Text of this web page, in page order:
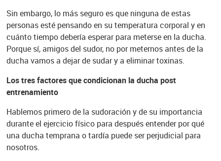
Sin embargo, lo más seguro es que ninguna de estas
personas esté pensando en su temperatura corporal y en
cuánto tiempo debería esperar para meterse en la ducha.
Porque sí, amigos del sudor, no por meternos antes de la
ducha vamos a dejar de sudar y a eliminar toxinas.
Los tres factores que condicionan la ducha post
entrenamiento
Hablemos primero de la sudoración y de su importancia
durante el ejercicio físico para después entender por qué
una ducha temprana o tardía puede ser perjudicial para
nosotros.